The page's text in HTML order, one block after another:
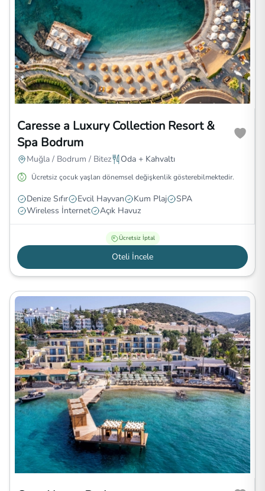
Caresse a Luxury Collection Resort &
Spa Bodrum
Muğla / Bodrum / Bitez Oda + Kahvaltı
Ücretsiz çocuk yaşları dönemsel değişkenlik gösterebilmektedir.
Denize Sıfır Evcil Hayvan Kum Plaj
SPA
Wireless İnternet
Açık Havuz
Ücretsiz İptal
Oteli İncele